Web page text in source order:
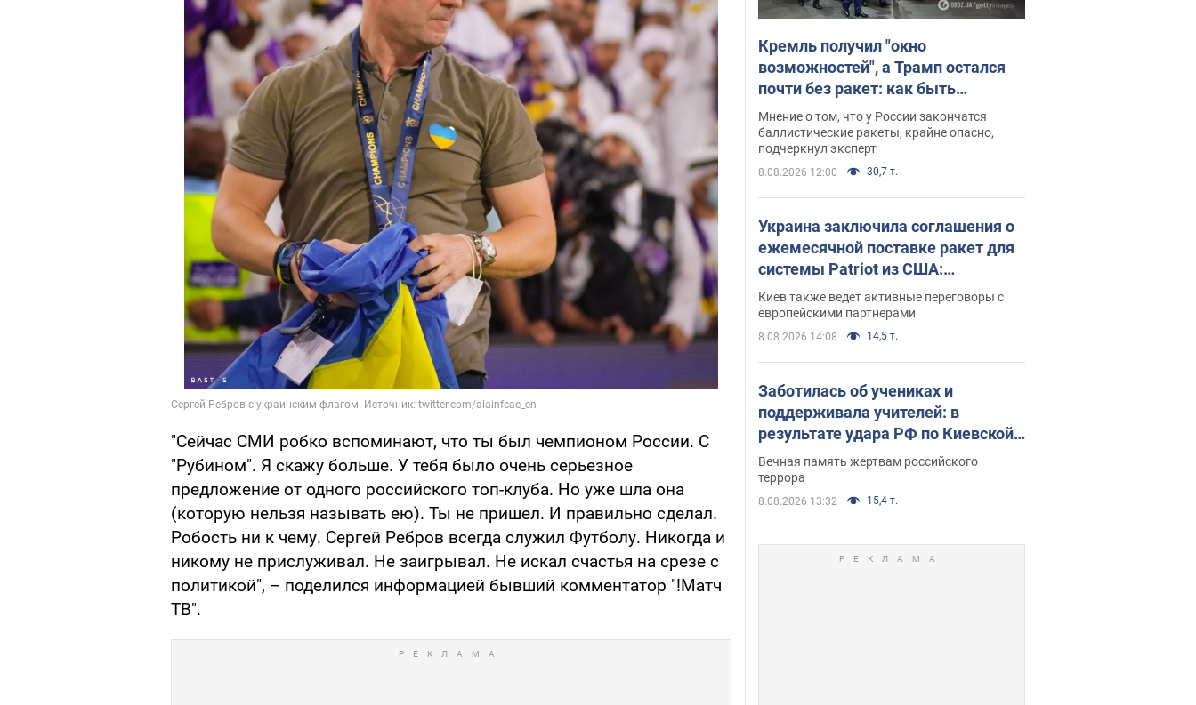
"Сейчас СМИ робко вспоминают, что ты был чемпионом России. С
"Рубином". Я скажу больше. У тебя было очень серьезное
предложение от одного российского топ-клуба. Но уже шла она
(которую нельзя называть ею). Ты не пришел. И правильно сделал.
Робость ни к чему. Сергей Ребров всегда служил Футболу. Никогда и
никому не прислуживал. Не заигрывал. Не искал счастья на срезе с
политикой", – поделился информацией бывший комментатор "!Матч
ТВ".
Кремль получил "окно
возможностей", а Трамп остался
почти без ракет: как быть
Украине? Интервью с Мельником
Мнение о том, что у России закончатся
баллистические ракеты, крайне опасно,
подчеркнул эксперт
8.08.2026 12:00 30,7 т.
Украина заключила соглашения о
ежемесячной поставке ракет для
системы Patriot из США:
Зеленский раскрыл подробности
Киев также ведет активные переговоры с
европейскими партнерами
8.08.2026 14:08 14,5 т.
Заботилась об учениках и
поддерживала учителей: в
результате удара РФ по Киевской
области погибли директор
киевского лицея, её муж и внук
Вечная память жертвам российского
террора
8.08.2026 13:32 15,4 т.